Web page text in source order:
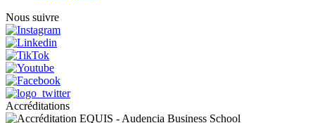
Nous suivre
Accréditations